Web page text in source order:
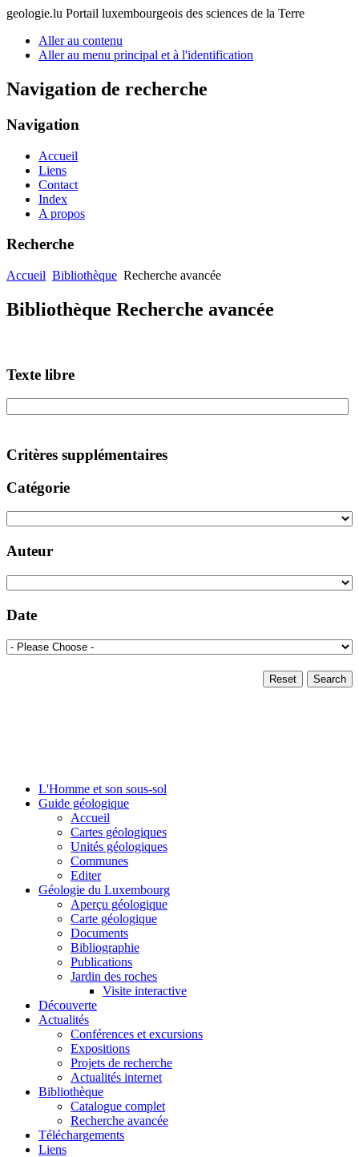
geologie.lu Portail luxembourgeois des sciences de la Terre
Aller au contenu
Aller au menu principal et à l'identification
Navigation de recherche
Navigation
Accueil
Liens
Contact
Index
A propos
Recherche
Accueil Bibliothèque Recherche avancée
Bibliothèque Recherche avancée
Texte libre
Critères supplémentaires
Catégorie
Auteur
Date
Search
Reset
L'Homme et son sous-sol
Guide géologique
Accueil
Cartes géologiques
Unités géologiques
Communes
Editer
Géologie du Luxembourg
Aperçu géologique
Carte géologique
Documents
Bibliographie
Publications
Jardin des roches
Visite interactive
Découverte
Actualités
Conférences et excursions
Expositions
Projets de recherche
Actualités internet
Bibliothèque
Catalogue complet
Recherche avancée
Téléchargements
Liens